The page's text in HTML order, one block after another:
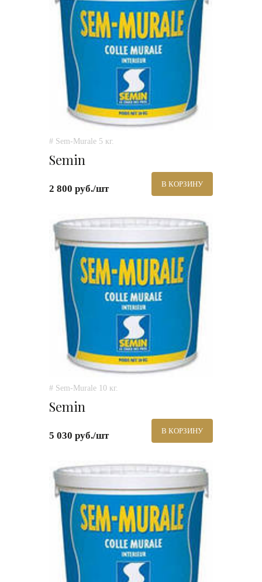
# Sem-Murale 5 кг.
Semin
2 800 руб./шт В КОРЗИНУ
# Sem-Murale 10 кг.
Semin
5 030 руб./шт В КОРЗИНУ